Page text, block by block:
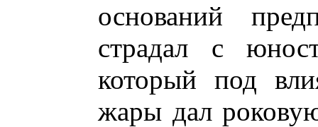
оснований
страдал с
который под
жары дал